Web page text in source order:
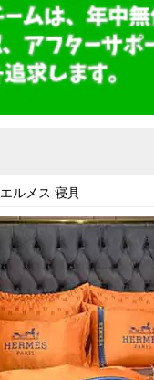
エルメス 寝具